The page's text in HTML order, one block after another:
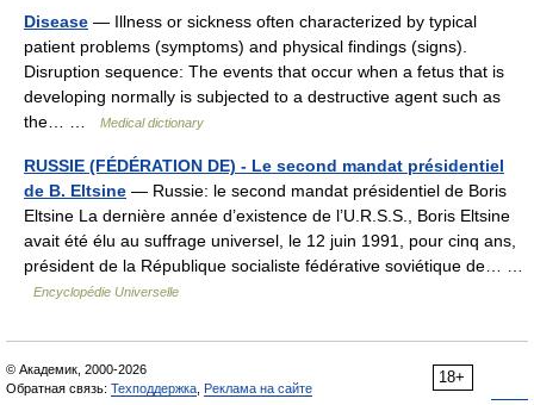
Disease — Illness or sickness often characterized by typical
patient problems (symptoms) and physical findings (signs).
Disruption sequence: The events that occur when a fetus that is
developing normally is subjected to a destructive agent such as
the… …
Medical dictionary
RUSSIE (FÉDÉRATION DE) - Le second mandat présidentiel
de B. Eltsine — Russie: le second mandat présidentiel de Boris
Eltsine La dernière année d’existence de l’U.R.S.S., Boris Eltsine
avait été élu au suffrage universel, le 12 juin 1991, pour cinq ans,
président de la République socialiste fédérative soviétique de… …
Encyclopédie Universelle
18+
© Академик, 2000-2026
Обратная связь: Техподдержка Реклама на сайте